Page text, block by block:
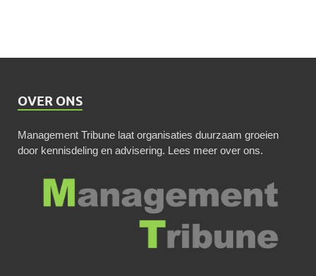
OVER ONS
Management Tribune laat organisaties duurzaam groeien
door kennisdeling en advisering. Lees meer over ons.